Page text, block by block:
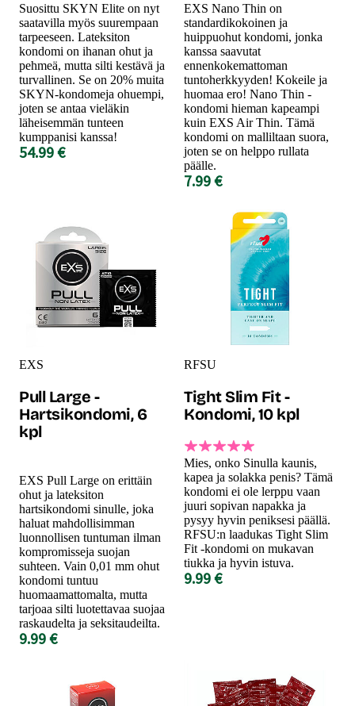
Suosittu SKYN Elite on nyt
saatavilla myös suurempaan
tarpeeseen. Lateksiton
kondomi on ihanan ohut ja
pehmeä, mutta silti kestävä ja
turvallinen. Se on 20% muita
SKYN-kondomeja ohuempi,
joten se antaa vieläkin
läheisemmän tunteen
kumppanisi kanssa!
54.99 €
EXS Nano Thin on
standardikokoinen ja
huippuohut kondomi, jonka
kanssa saavutat
ennenkokemattoman
tuntoherkkyyden! Kokeile ja
huomaa ero! Nano Thin -
kondomi hieman kapeampi
kuin EXS Air Thin. Tämä
kondomi on malliltaan suora,
joten se on helppo rullata
päälle.
7.99 €
EXS
Pull Large -
Hartsikondomi, 6
kpl
EXS Pull Large on erittäin
ohut ja lateksiton
hartsikondomi sinulle, joka
haluat mahdollisimman
luonnollisen tuntuman ilman
kompromisseja suojan
suhteen. Vain 0,01 mm ohut
kondomi tuntuu
huomaamattomalta, mutta
tarjoaa silti luotettavaa suojaa
raskaudelta ja seksitaudeilta.
9.99 €
RFSU
Tight Slim Fit -
Kondomi, 10 kpl
Mies, onko Sinulla kaunis,
kapea ja solakka penis? Tämä
kondomi ei ole lerppu vaan
juuri sopivan napakka ja
pysyy hyvin peniksesi päällä.
RFSU:n laadukas Tight Slim
Fit -kondomi on mukavan
tiukka ja hyvin istuva.
9.99 €